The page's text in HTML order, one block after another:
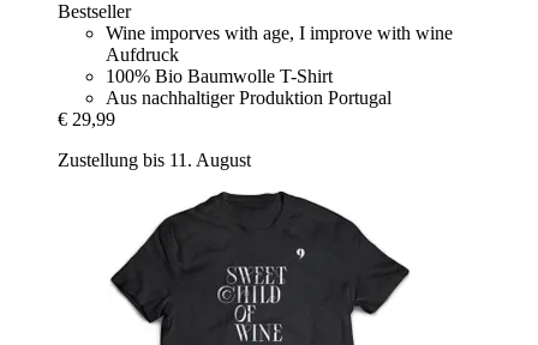
Bestseller
Wine imporves with age, I improve with wine
Aufdruck
100% Bio Baumwolle T-Shirt
Aus nachhaltiger Produktion Portugal
€ 29,99
Zustellung bis 11. August